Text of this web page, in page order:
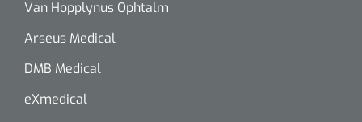
Van Hopplynus Ophtalm
Arseus Medical
DMB Medical
eXmedical